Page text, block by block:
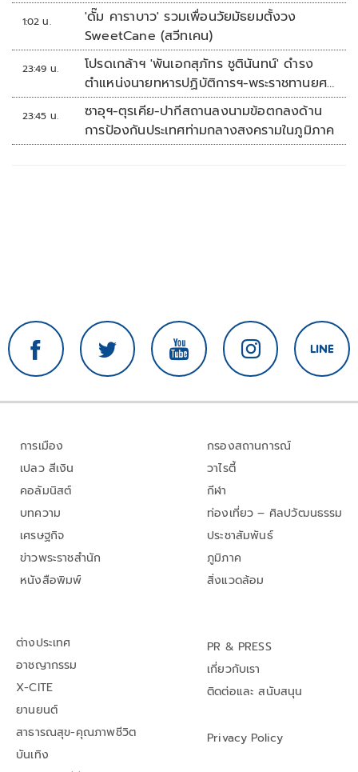
1:02 น.
'ดั๊ม คาราบาว' รวมเพื่อนวัยมัธยมตั้งวง
SweetCane (สวีทเคน)
23:49 น.
โปรดเกล้าฯ 'พันเอกสุภัทร ชูตินันทน์' ดำรง
ตำแหน่งนายทหารปฏิบัติการฯ-พระราชทานยศ
'พลตรี'
23:45 น.
ซาอุฯ-ตุรเคีย-ปากีสถานลงนามข้อตกลงด้าน
การป้องกันประเทศท่ามกลางสงครามในภูมิภาค
การเมือง
เปลว สีเงิน
คอลัมนิสต์
บทความ
เศรษฐกิจ
ข่าวพระราชสำนัก
หนังสือพิมพ์
กรองสถานการณ์
วาไรตี้
กีฬา
ท่องเที่ยว – ศิลปวัฒนธรรม
ประชาสัมพันธ์
ภูมิภาค
สิ่งแวดล้อม
ต่างประเทศ
อาชญากรรม
X-CITE
ยานยนต์
สาธารณสุข-คุณภาพชีวิต
บันเทิง
PR & PRESS
เกี่ยวกับเรา
ติดต่อและ สนับสนุน
Privacy Policy